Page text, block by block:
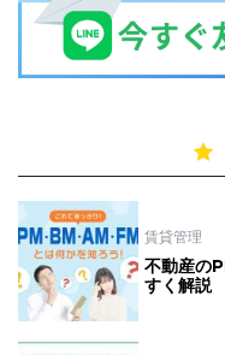
賃貸管理
不動産の
すく解説